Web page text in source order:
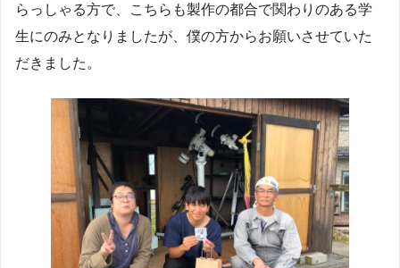
らっしゃる方で、こちらも製作の都合で関わりのある学
生にのみとなりましたが、僕の方からお願いさせていた
だきました。